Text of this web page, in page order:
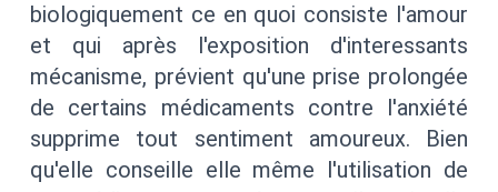
biologiquement ce en quoi consiste l'amour
et qui après l'exposition d'interessants
mécanisme, prévient qu'une prise prolongée
de certains médicaments contre l'anxiété
supprime tout sentiment amoureux. Bien
qu'elle conseille elle même l'utilisation de